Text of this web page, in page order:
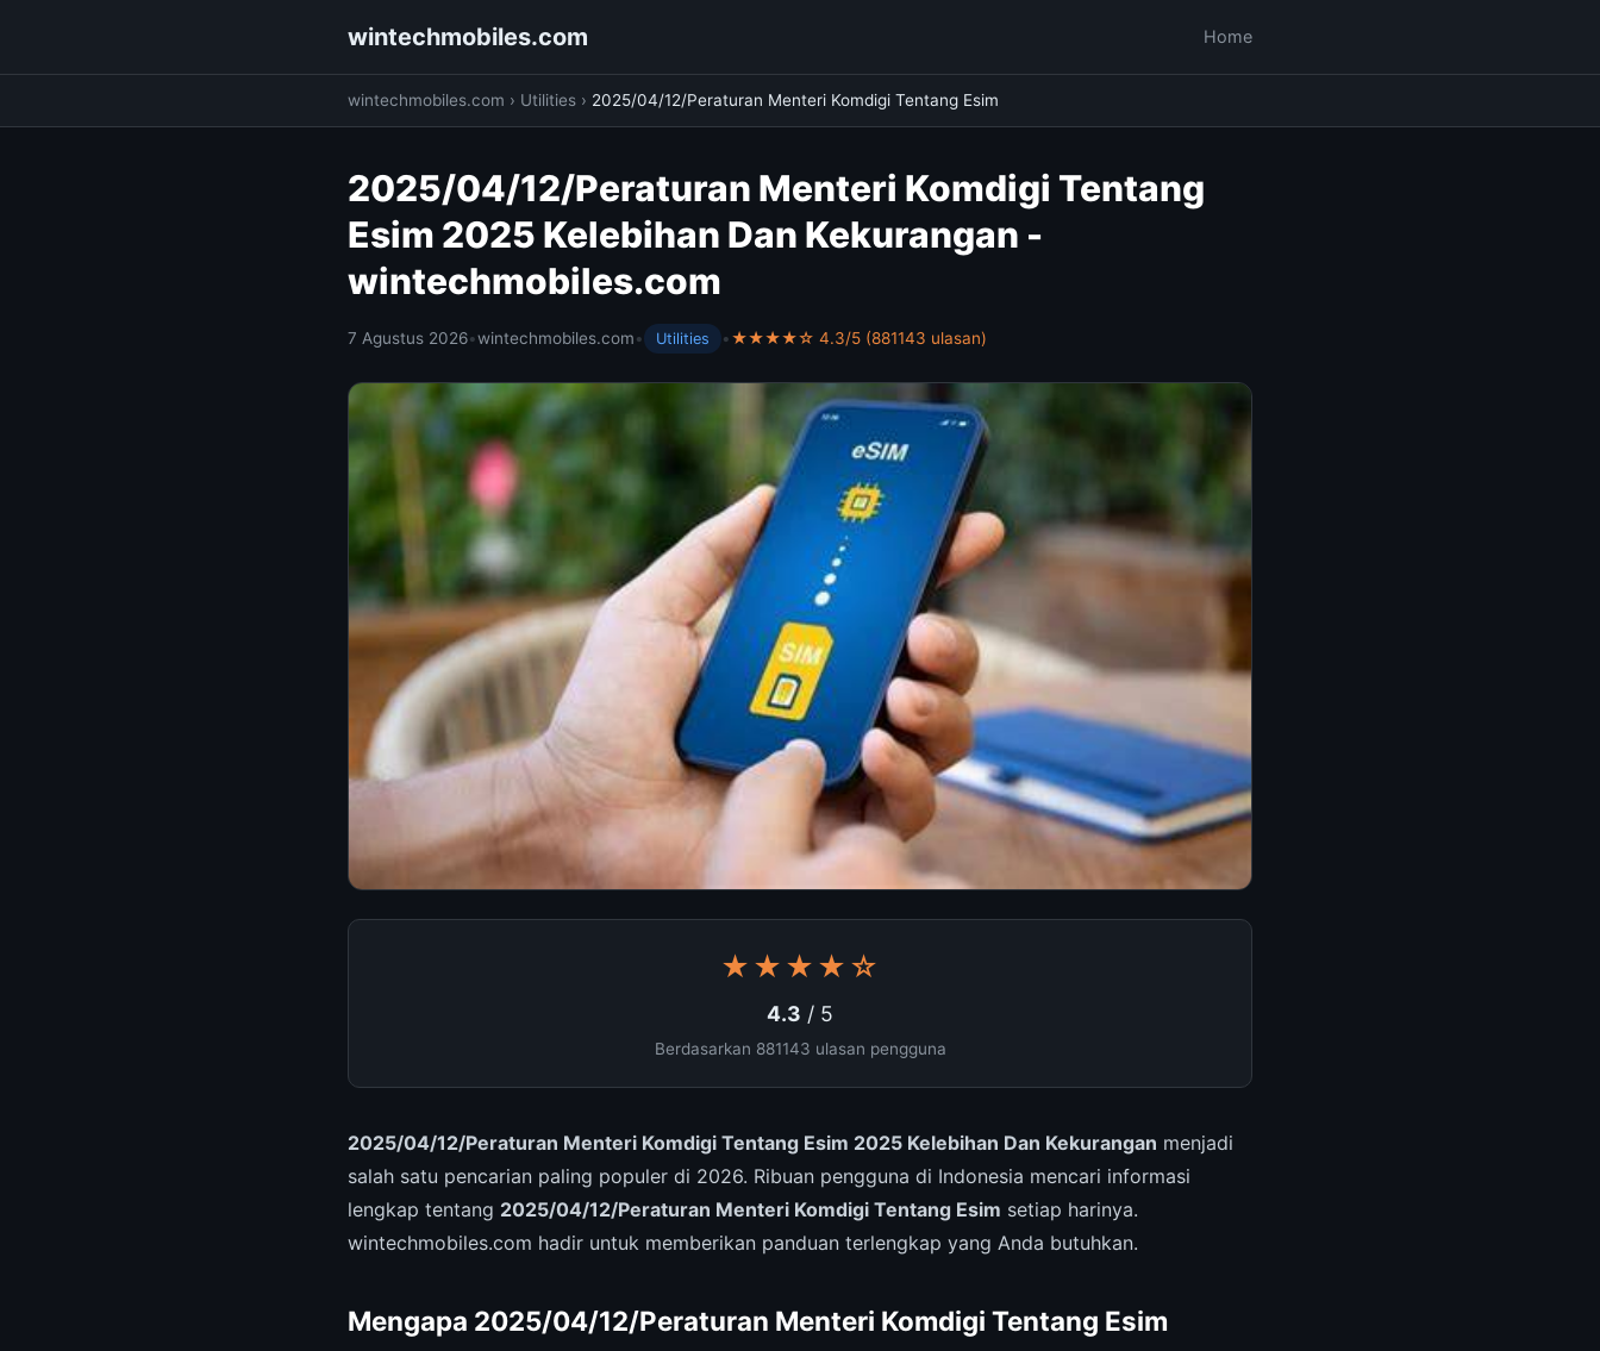
wintechmobiles.com Home
wintechmobiles.com › Utilities › 2025/04/12/Peraturan Menteri Komdigi Tentang Esim
2025/04/12/Peraturan Menteri Komdigi Tentang
Esim 2025 Kelebihan Dan Kekurangan -
wintechmobiles.com
7 Agustus 2026•wintechmobiles.com• Utilities •★★★★☆ 4.3/5 (881143 ulasan)
★★★★☆
4.3 / 5
Berdasarkan 881143 ulasan pengguna
2025/04/12/Peraturan Menteri Komdigi Tentang Esim 2025 Kelebihan Dan Kekurangan menjadi
salah satu pencarian paling populer di 2026. Ribuan pengguna di Indonesia mencari informasi
lengkap tentang 2025/04/12/Peraturan Menteri Komdigi Tentang Esim setiap harinya.
wintechmobiles.com hadir untuk memberikan panduan terlengkap yang Anda butuhkan.
Mengapa 2025/04/12/Peraturan Menteri Komdigi Tentang Esim